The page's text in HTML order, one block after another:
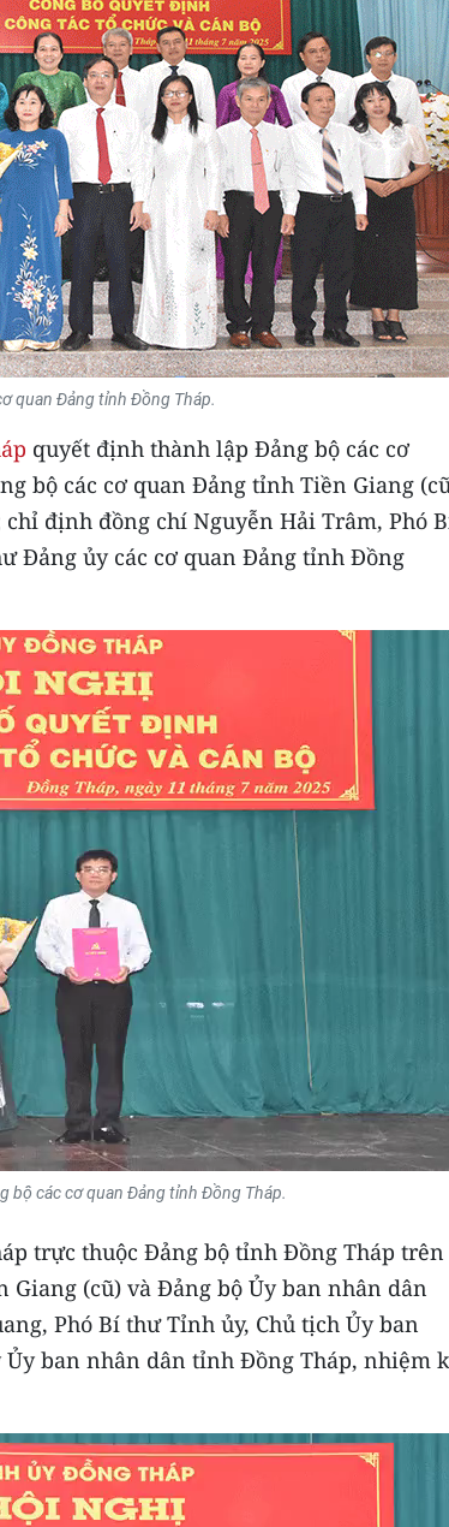
quan Đảng tỉnh Đồng Tháp.
quyết định thành lập Đảng bộ các cơ
bộ các cơ quan Đảng tỉnh Tiền Giang
định đồng chí Nguyễn Hải Trâm, Phó
Đảng ủy các cơ quan Đảng tỉnh Đồng
bộ các cơ quan Đảng tỉnh Đồng Tháp.
trực thuộc Đảng bộ tỉnh Đồng Tháp trên
(cũ) và Đảng bộ Ủy ban nhân dân
Phó Bí thư Tỉnh ủy, Chủ tịch Ủy ban
ban nhân dân tỉnh Đồng Tháp, nhiệm